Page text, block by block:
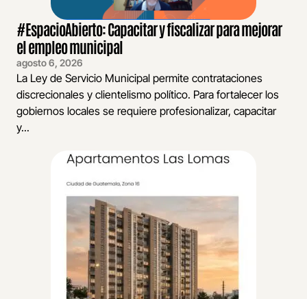
#EspacioAbierto: Capacitar y fiscalizar para mejorar
el empleo municipal
agosto 6, 2026
La Ley de Servicio Municipal permite contrataciones
discrecionales y clientelismo político. Para fortalecer los
gobiernos locales se requiere profesionalizar, capacitar
y...